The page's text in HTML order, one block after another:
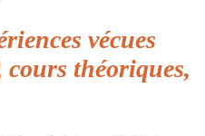
vécues
cours théoriques,